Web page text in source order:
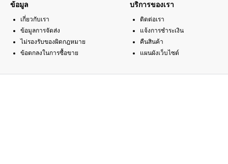
ข้อมูล
เกี่ยวกับเรา
ข้อมูลการจัดส่ง
ไม่รองรับของผิดกฎหมาย
ข้อตกลงในการซื้อขาย
บริการของเรา
ติดต่อเรา
แจ้งการชำระเงิน
คืนสินค้า
แผนผังเว็บไซต์